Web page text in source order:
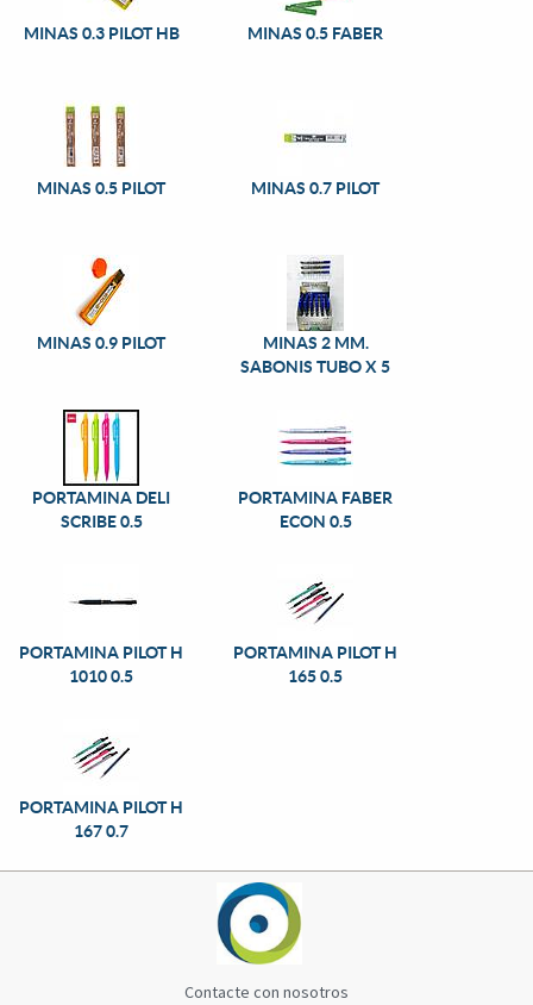
MINAS 0.3 PILOT HB MINAS 0.5 FABER
MINAS 0.5 PILOT MINAS 0.7 PILOT
MINAS 0.9 PILOT
MINAS 2 MM.
SABONIS TUBO X 5
PORTAMINA DELI
SCRIBE 0.5
PORTAMINA FABER
ECON 0.5
PORTAMINA PILOT H
1010 0.5
PORTAMINA PILOT H
165 0.5
PORTAMINA PILOT H
167 0.7
Contacte con nosotros